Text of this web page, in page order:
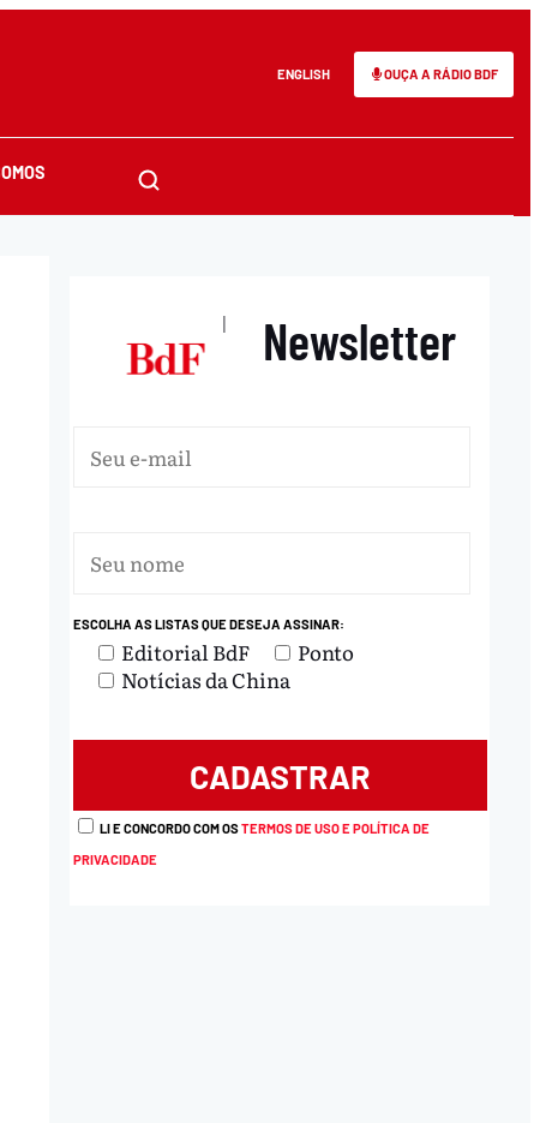
ENGLISH OUÇA A RÁDIO BDF
| Newsletter
ESCOLHA AS LISTAS QUE DESEJA ASSINAR:
Editorial BdF
Ponto
Notícias da China
LI E CONCORDO COM OSTERMOS DE USO E POLÍTICA DE
PRIVACIDADE